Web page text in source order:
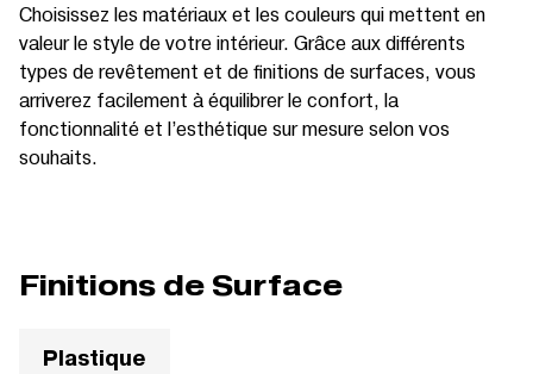
Choisissez les matériaux et les couleurs qui mettent en
valeur le style de votre intérieur. Grâce aux différents
types de revêtement et de finitions de surfaces, vous
arriverez facilement à équilibrer le confort, la
fonctionnalité et l’esthétique sur mesure selon vos
souhaits.
Finitions de Surface
Plastique